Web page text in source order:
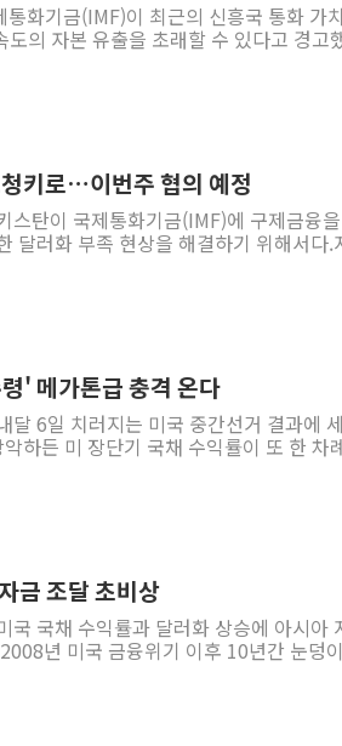
화기금(IMF)이 최근의 신흥국 통화 가
의 자본 유출을 초래할 수 있다고 경고
키로…이번주 협의 예정
탄이 국제통화기금(IMF)에 구제금융
달러화 부족 현상을 해결하기 위해서다.
' 메가톤급 충격 온다
6일 치러지는 미국 중간선거 결과에
하든 미 장단기 국채 수익률이 또 한 차
금 조달 초비상
국채 수익률과 달러화 상승에 아시아
년 미국 금융위기 이후 10년간 눈덩